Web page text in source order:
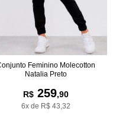
Feminino Molecotton
Natalia Preto
R$ 259,90
6x de R$ 43,32